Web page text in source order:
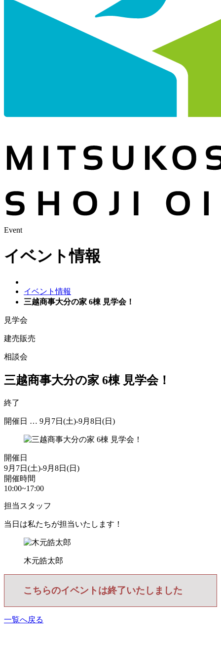
Event
イベント情報
イベント情報
三越商事大分の家 6棟 見学会！
見学会
建売販売
相談会
三越商事大分の家 6棟 見学会！
終了
開催日 … 9月7日(土)-9月8日(日)
開催日
9月7日(土)-9月8日(日)
開催時間
10:00~17:00
担当スタッフ
当日は私たちが担当いたします！
木元皓太郎
こちらのイベントは終了いたしました
一覧へ戻る